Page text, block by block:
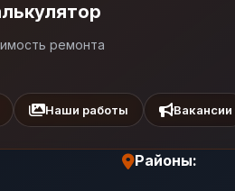
ремонта
Наши работы Вакансии
Районы: